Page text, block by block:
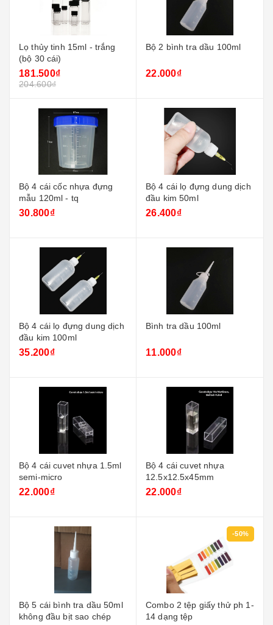
Lọ thủy tinh 15ml - trắng
(bộ 30 cái)
181.500₫
204.600₫
Bộ 2 bình tra dầu 100ml
22.000₫
Bộ 4 cái cốc nhựa đựng
mẫu 120ml - tq
30.800₫
Bộ 4 cái lọ đựng dung dịch
đầu kim 50ml
26.400₫
Bộ 4 cái lọ đựng dung dịch
đầu kim 100ml
35.200₫
Bình tra dầu 100ml
11.000₫
Bộ 4 cái cuvet nhựa 1.5ml
semi-micro
22.000₫
Bộ 4 cái cuvet nhựa
12.5x12.5x45mm
22.000₫
Bộ 5 cái bình tra dầu 50ml
không đầu bịt sao chép
-50%
Combo 2 tệp giấy thử ph 1-
14 dạng tệp